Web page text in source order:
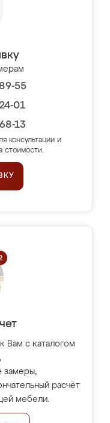
55
01
13
консультации и
стоимости.
Вам с каталогом
замеры,
расчёт
мебели.